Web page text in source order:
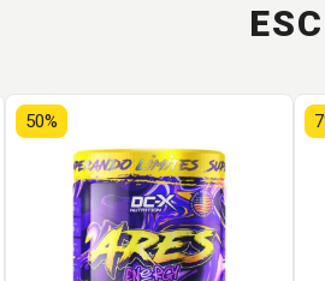
50%